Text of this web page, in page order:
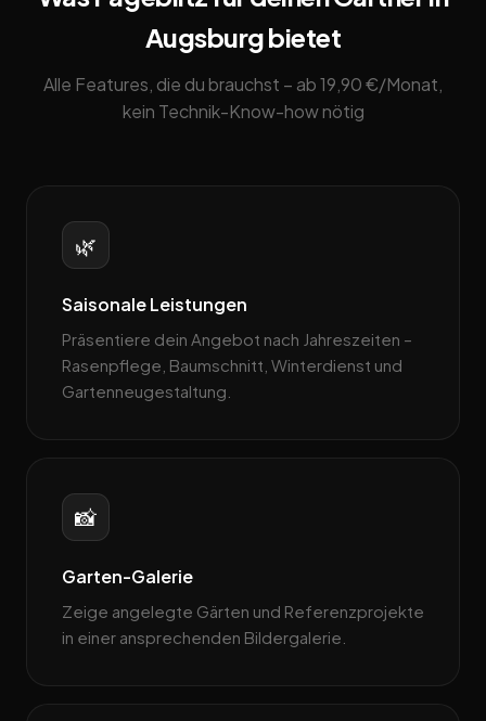
Augsburg bietet
Alle Features, die du brauchst – ab 19,90 €/Monat,
kein Technik-Know-how nötig
🌿
Saisonale Leistungen
Präsentiere dein Angebot nach Jahreszeiten –
Rasenpflege, Baum­schnitt, Winterdienst und
Gartenneugestaltung.
📸
Garten-Galerie
Zeige angelegte Gärten und Referenzprojekte
in einer ansprechenden Bildergalerie.